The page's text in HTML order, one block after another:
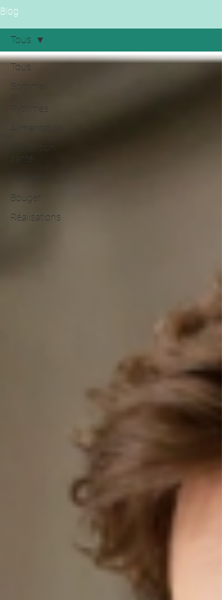
Blog
Tous
Sommeil
Rythmes
Prévention
santé
Bouger
Réalisations
Tous